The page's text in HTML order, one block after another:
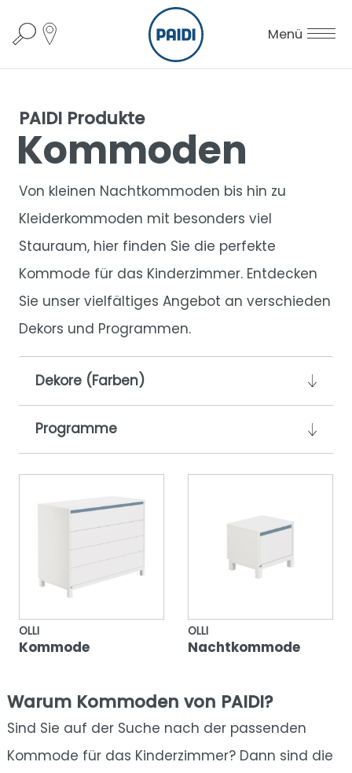
Menü
PAIDI Produkte
Kommoden
Von kleinen Nachtkommoden bis hin zu
Kleiderkommoden mit besonders viel
Stauraum, hier finden Sie die perfekte
Kommode für das Kinderzimmer. Entdecken
Sie unser vielfältiges Angebot an verschieden
Dekors und Programmen.
Dekore (Farben)
Programme
OLLI
Kommode
OLLI
Nachtkommode
Warum Kommoden von PAIDI?
Sind Sie auf der Suche nach der passenden
Kommode für das Kinderzimmer? Dann sind die